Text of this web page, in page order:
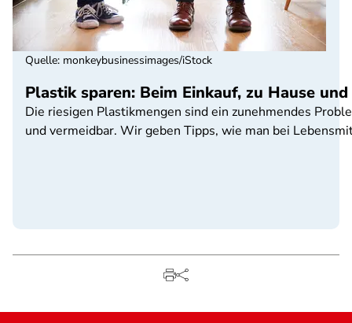
Plastik sparen: Beim Einkauf, zu Hause
Die riesigen Plastikmengen sind ein zunehmendes
und vermeidbar. Wir geben Tipps, wie man bei
Quelle: monkeybusinessimages/iStock